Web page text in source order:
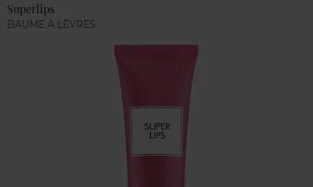
Superlips
BAUME À LÈVRES